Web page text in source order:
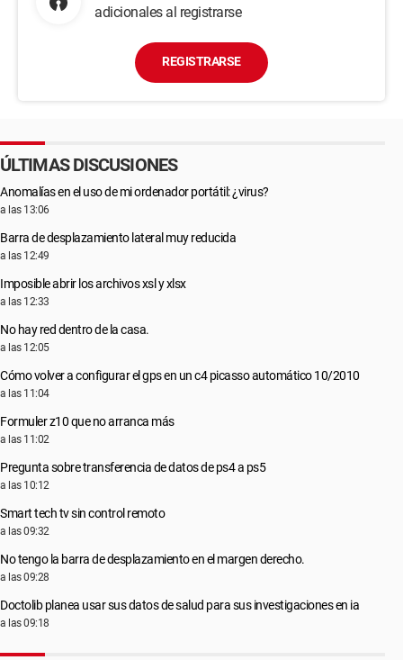
adicionales al registrarse
REGISTRARSE
ÚLTIMAS DISCUSIONES
Anomalías en el uso de mi ordenador portátil: ¿virus?
a las 13:06
Barra de desplazamiento lateral muy reducida
a las 12:49
Imposible abrir los archivos xsl y xlsx
a las 12:33
No hay red dentro de la casa.
a las 12:05
Cómo volver a configurar el gps en un c4 picasso automático 10/2010
a las 11:04
Formuler z10 que no arranca más
a las 11:02
Pregunta sobre transferencia de datos de ps4 a ps5
a las 10:12
Smart tech tv sin control remoto
a las 09:32
No tengo la barra de desplazamiento en el margen derecho.
a las 09:28
Doctolib planea usar sus datos de salud para sus investigaciones en ia
a las 09:18